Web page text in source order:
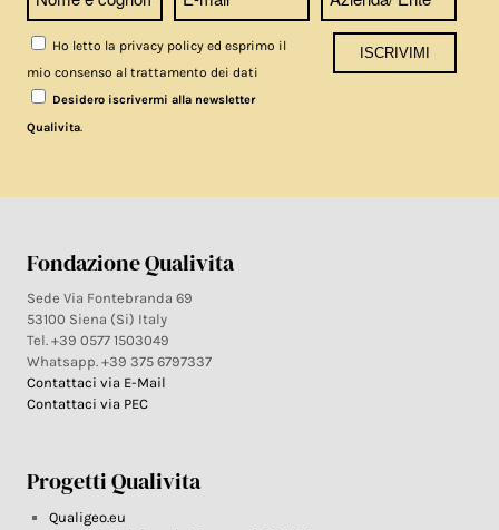
Ho letto la privacy policy ed esprimo il
mio consenso al trattamento dei dati
Desidero iscrivermi alla newsletter
Qualivita.
Fondazione Qualivita
Sede Via Fontebranda 69
53100 Siena (Si) Italy
Tel. +39 0577 1503049
Whatsapp. +39 375 6797337
Contattaci via E-Mail
Contattaci via PEC
Progetti Qualivita
Qualigeo.eu